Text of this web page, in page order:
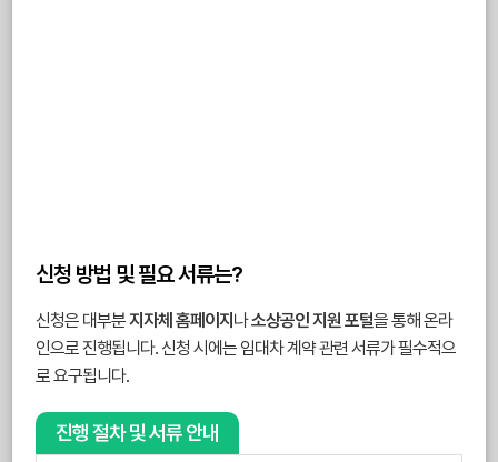
신청 방법 및 필요 서류는?
신청은 대부분지자체 홈페이지 나소상공인 지원 포털을 통해 온라
인으로 진행됩니다. 신청 시에는 임대차 계약 관련 서류가 필수적으
로 요구됩니다.
진행 절차 및 서류 안내